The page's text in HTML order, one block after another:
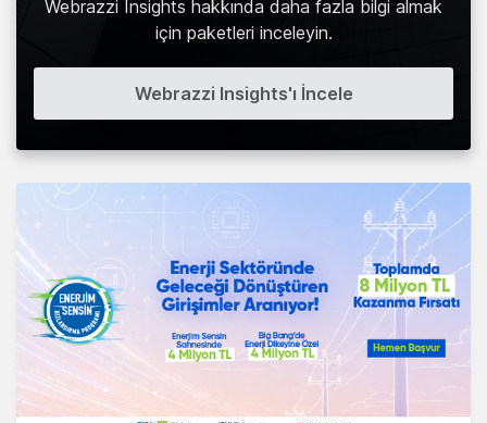
Webrazzi Insights hakkında daha fazla bilgi almak
için paketleri inceleyin.
Webrazzi Insights'ı İncele